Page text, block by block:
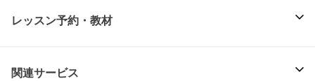
レッスン予約・教材
関連サービス